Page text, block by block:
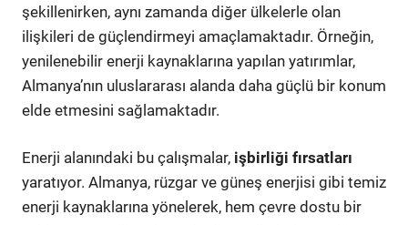
şekillenirken, aynı zamanda diğer ülkelerle olan
ilişkileri de güçlendirmeyi amaçlamaktadır. Örneğin,
yenilenebilir enerji kaynaklarına yapılan yatırımlar,
Almanya’nın uluslararası alanda daha güçlü bir konum
elde etmesini sağlamaktadır.
Enerji alanındaki bu çalışmalar, işbirliği fırsatları
yaratıyor. Almanya, rüzgar ve güneş enerjisi gibi temiz
enerji kaynaklarına yönelerek, hem çevre dostu bir